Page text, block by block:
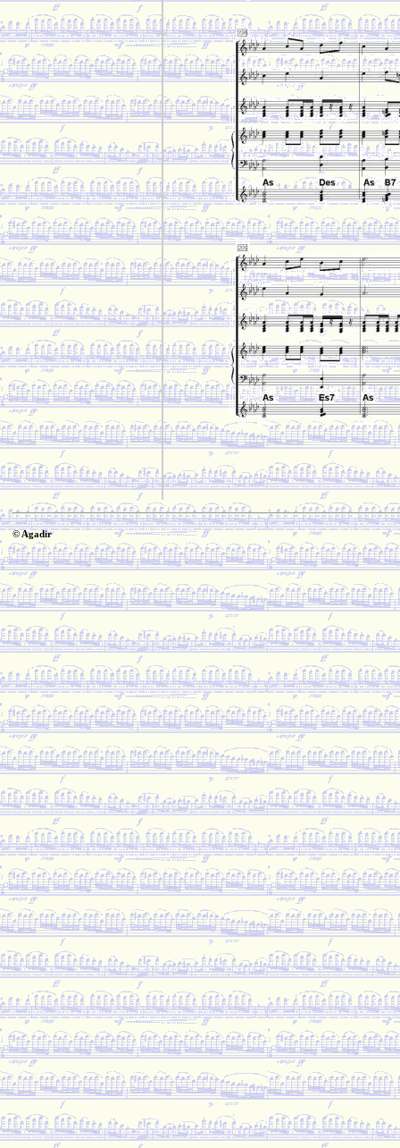
© Agadir